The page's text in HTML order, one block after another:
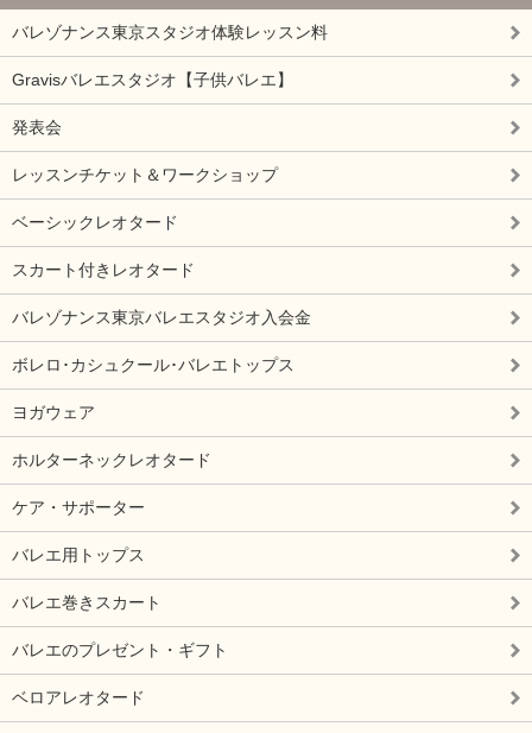
バレゾナンス東京スタジオ体験レッスン料
Gravisバレエスタジオ【子供バレエ】
発表会
レッスンチケット＆ワークショップ
ベーシックレオタード
スカート付きレオタード
バレゾナンス東京バレエスタジオ入会金
ボレロ･カシュクール･バレエトップス
ヨガウェア
ホルターネックレオタード
ケア・サポーター
バレエ用トップス
バレエ巻きスカート
バレエのプレゼント・ギフト
ベロアレオタード